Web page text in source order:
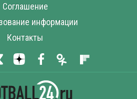
Соглашение
информации
Контакты